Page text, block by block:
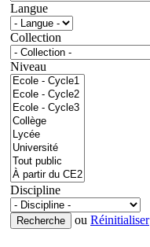
Langue
Collection
Niveau
Discipline
ou Réinitialiser